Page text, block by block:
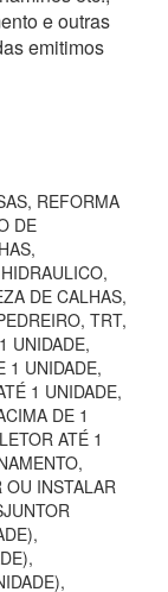
e outras
emitimos
REFORMA
DE
DE CALHAS,
TRT,
UNIDADE,
1 UNIDADE,
1 UNIDADE,
DE 1
ATÉ 1
OU INSTALAR